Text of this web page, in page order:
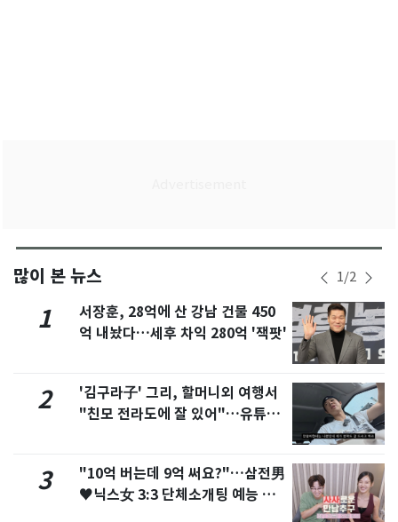
많이 본 뉴스 1/2
1
서장훈, 28억에 산 강남 건물 450
억 내놨다…세후 차익 280억 '잭팟'
2
'김구라子' 그리, 할머니외 여행서
"친모 전라도에 잘 있어"…유튜브
3
"10억 버는데 9억 써요?"…삼전男
♥닉스女 3:3 단체소개팅 예능 화